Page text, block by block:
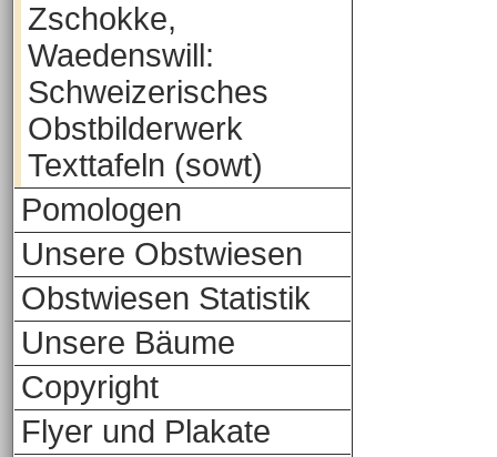
Zschokke,
Waedenswill:
Schweizerisches
Obstbilderwerk
Texttafeln (sowt)
Pomologen
Unsere Obstwiesen
Obstwiesen Statistik
Unsere Bäume
Copyright
Flyer und Plakate